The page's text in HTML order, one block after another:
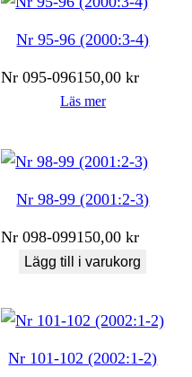
Nr 95-96 (2000:3-4)
Nr 095-096150,00kr
Läs mer
Nr 98-99 (2001:2-3)
Nr 098-099150,00kr
Lägg till i varukorg
Nr 101-102 (2002:1-2)